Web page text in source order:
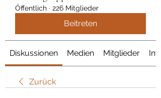
Öffentlich · 226 Mitglieder
Beitreten
Diskussionen Medien Mitglieder Info
Zurück